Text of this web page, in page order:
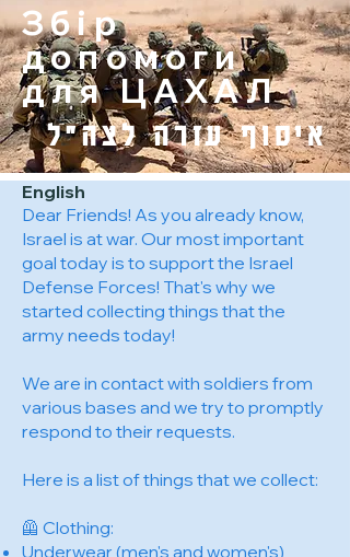
Збір
допомоги
для ЦАХАЛ
איסוף עזרה לצה״ל
English
Dear Friends! As you already know,
Israel is at war. Our most important
goal today is to support the Israel
Defense Forces! That's why we
started collecting things that the
army needs today!
We are in contact with soldiers from
various bases and we try to promptly
respond to their requests.
Here is a list of things that we collect:
🦺 Clothing:
Underwear (men's and women's)